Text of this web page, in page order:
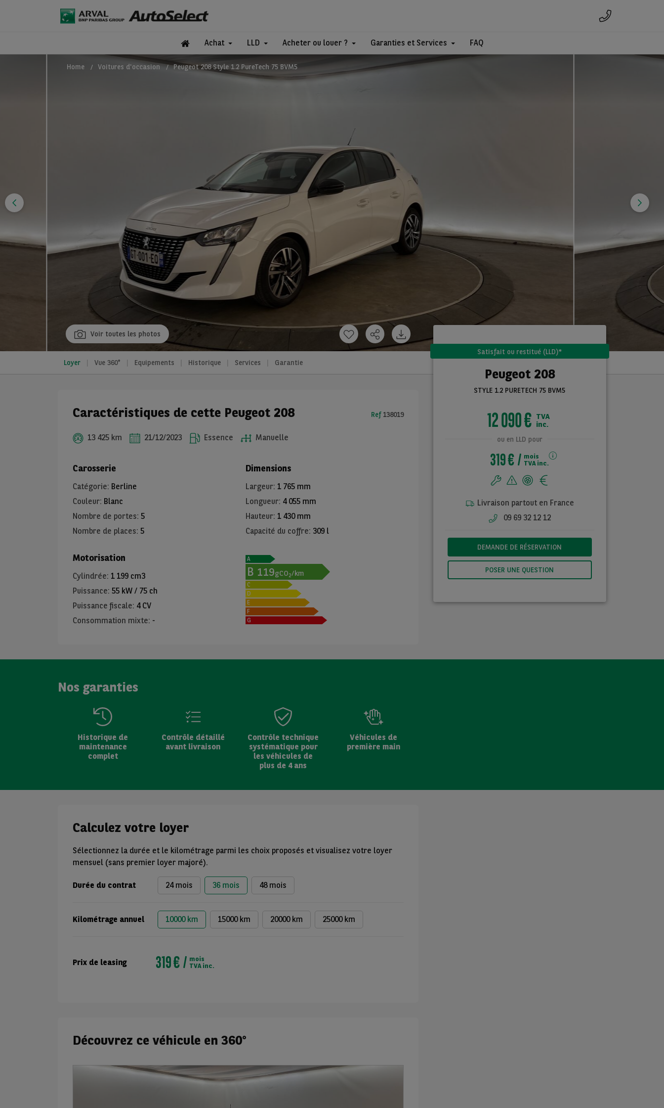
Achat LLD Acheter ou louer ? Garanties et Services FAQ
Home Voitures d'occasion Peugeot 208 Style 1.2 PureTech 75 BVM5
Voir toutes les photos
Loyer Vue 360° Equipements Historique Services Garantie
Satisfait ou restitué (LLD)*
Peugeot 208
STYLE 1.2 PURETECH 75 BVM5
12 090 € TVA
inc.
ou en LLD pour
319 €
mois
TVA inc.
Livraison partout en France
09 69 32 12 12
DEMANDE DE RÉSERVATION
POSER UNE QUESTION
Caractéristiques de cette Peugeot 208
13 425 km 21/12/2023 Essence Manuelle
Ref 138019
Carosserie
Catégorie: Berline
Couleur: Blanc
Nombre de portes: 5
Nombre de places: 5
Dimensions
Largeur: 1 765 mm
Longueur: 4 055 mm
Hauteur: 1 430 mm
Capacité du coffre: 309 l
Motorisation
Cylindrée: 1 199 cm3
Puissance: 55 kW / 75 ch
Puissance fiscale: 4 CV
Consommation mixte: -
A
B 119gCO2/km
C
D
E
F
G
Nos garanties
Historique de
maintenance
complet
Contrôle détaillé
avant livraison
Contrôle technique
systématique pour
les véhicules de
plus de 4 ans
Véhicules de
première main
Calculez votre loyer
Sélectionnez la durée et le kilométrage parmi les choix proposés et visualisez votre loyer
mensuel (sans premier loyer majoré).
Durée du contrat 24 mois 36 mois 48 mois
Kilométrage annuel 10000 km 15000 km 20000 km 25000 km
Prix de leasing 319 €
mois
TVA inc.
Découvrez ce véhicule en 360°